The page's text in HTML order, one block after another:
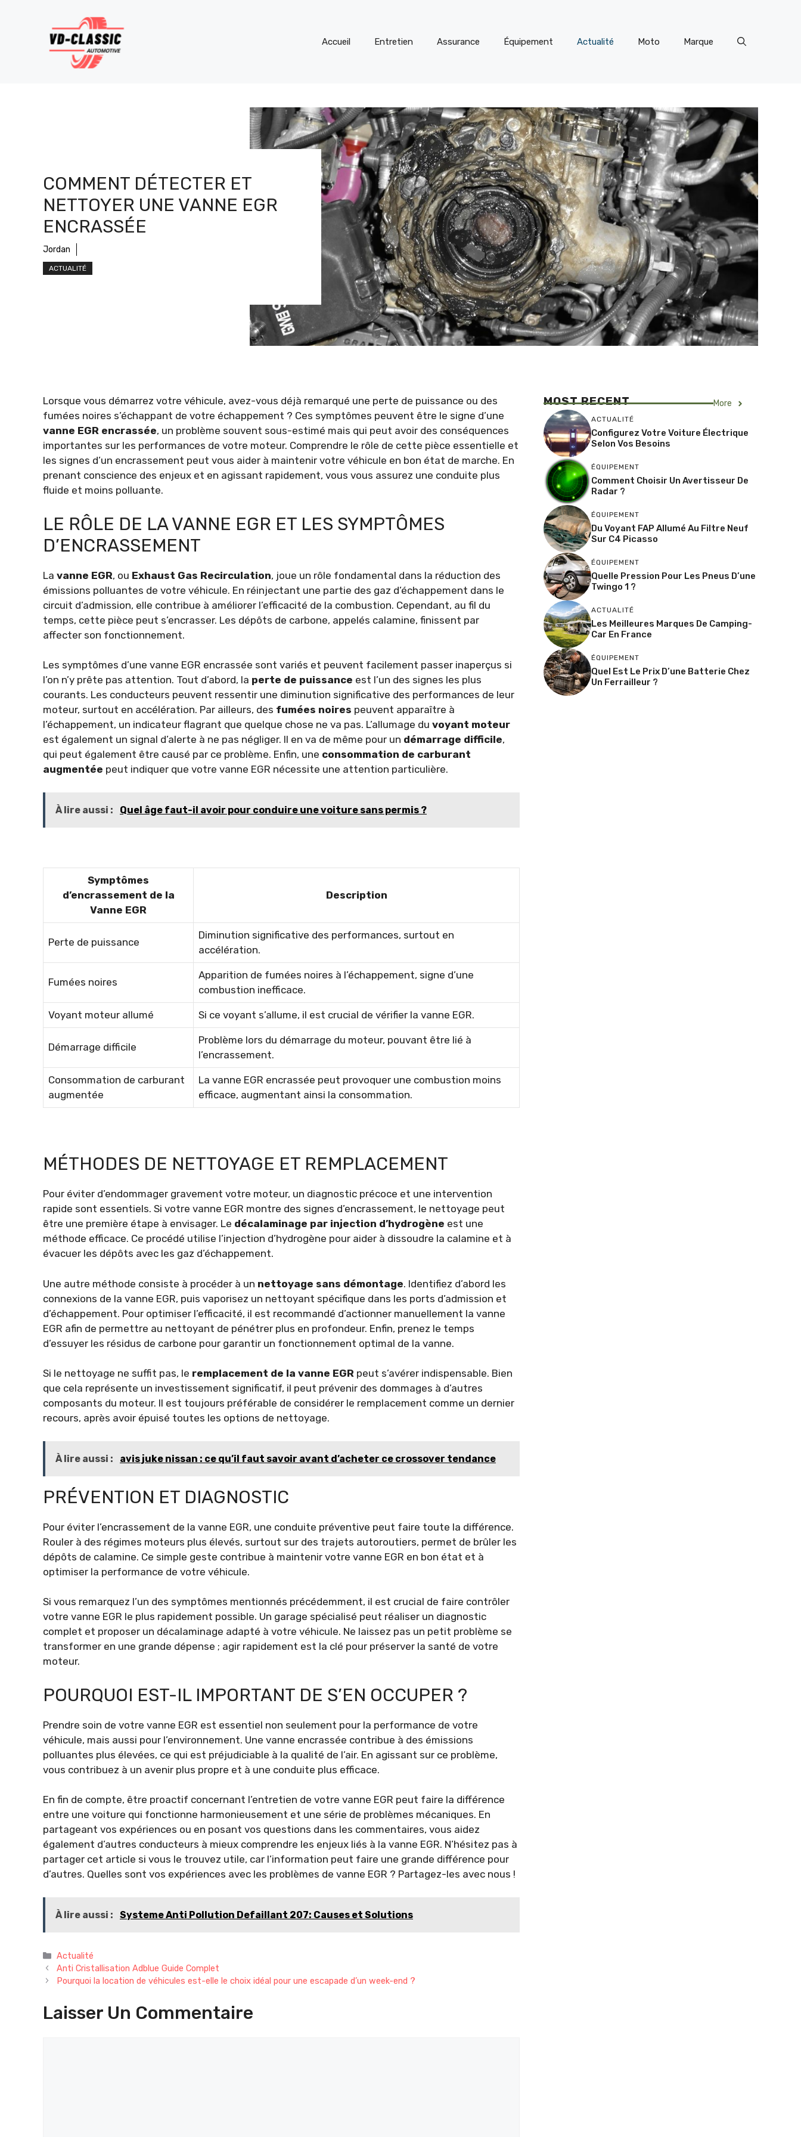
Accueil Entretien Assurance Équipement Actualité Moto Marque
COMMENT DÉTECTER ET
NETTOYER UNE VANNE EGR
ENCRASSÉE
Jordan
ACTUALITÉ
Lorsque vous démarrez votre véhicule, avez-vous déjà remarqué une perte de puissance ou des
fumées noires s’échappant de votre échappement ? Ces symptômes peuvent être le signe d’une
vanne EGR encrassée, un problème souvent sous-estimé mais qui peut avoir des conséquences
importantes sur les performances de votre moteur. Comprendre le rôle de cette pièce essentielle et
les signes d’un encrassement peut vous aider à maintenir votre véhicule en bon état de marche. En
prenant conscience des enjeux et en agissant rapidement, vous vous assurez une conduite plus
fluide et moins polluante.
LE RÔLE DE LA VANNE EGR ET LES SYMPTÔMES
D’ENCRASSEMENT
La vanne EGR, ou Exhaust Gas Recirculation, joue un rôle fondamental dans la réduction des
émissions polluantes de votre véhicule. En réinjectant une partie des gaz d’échappement dans le
circuit d’admission, elle contribue à améliorer l’efficacité de la combustion. Cependant, au fil du
temps, cette pièce peut s’encrasser. Les dépôts de carbone, appelés calamine, finissent par
affecter son fonctionnement.
Les symptômes d’une vanne EGR encrassée sont variés et peuvent facilement passer inaperçus si
l’on n’y prête pas attention. Tout d’abord, la perte de puissance est l’un des signes les plus
courants. Les conducteurs peuvent ressentir une diminution significative des performances de leur
moteur, surtout en accélération. Par ailleurs, des fumées noires peuvent apparaître à
l’échappement, un indicateur flagrant que quelque chose ne va pas. L’allumage du voyant moteur
est également un signal d’alerte à ne pas négliger. Il en va de même pour un démarrage difficile,
qui peut également être causé par ce problème. Enfin, une consommation de carburant
augmentée peut indiquer que votre vanne EGR nécessite une attention particulière.
À lire aussi : Quel âge faut-il avoir pour conduire une voiture sans permis ?
Symptômes
d’encrassement de la
Vanne EGR
Description
Perte de puissance
Diminution significative des performances, surtout en
accélération.
Fumées noires
Apparition de fumées noires à l’échappement, signe d’une
combustion inefficace.
Voyant moteur allumé Si ce voyant s’allume, il est crucial de vérifier la vanne EGR.
Démarrage difficile
Problème lors du démarrage du moteur, pouvant être lié à
l’encrassement.
Consommation de carburant
augmentée
La vanne EGR encrassée peut provoquer une combustion moins
efficace, augmentant ainsi la consommation.
MÉTHODES DE NETTOYAGE ET REMPLACEMENT
Pour éviter d’endommager gravement votre moteur, un diagnostic précoce et une intervention
rapide sont essentiels. Si votre vanne EGR montre des signes d’encrassement, le nettoyage peut
être une première étape à envisager. Le décalaminage par injection d’hydrogène est une
méthode efficace. Ce procédé utilise l’injection d’hydrogène pour aider à dissoudre la calamine et à
évacuer les dépôts avec les gaz d’échappement.
Une autre méthode consiste à procéder à un nettoyage sans démontage. Identifiez d’abord les
connexions de la vanne EGR, puis vaporisez un nettoyant spécifique dans les ports d’admission et
d’échappement. Pour optimiser l’efficacité, il est recommandé d’actionner manuellement la vanne
EGR afin de permettre au nettoyant de pénétrer plus en profondeur. Enfin, prenez le temps
d’essuyer les résidus de carbone pour garantir un fonctionnement optimal de la vanne.
Si le nettoyage ne suffit pas, le remplacement de la vanne EGR peut s’avérer indispensable. Bien
que cela représente un investissement significatif, il peut prévenir des dommages à d’autres
composants du moteur. Il est toujours préférable de considérer le remplacement comme un dernier
recours, après avoir épuisé toutes les options de nettoyage.
À lire aussi : avis juke nissan : ce qu’il faut savoir avant d’acheter ce crossover tendance
PRÉVENTION ET DIAGNOSTIC
Pour éviter l’encrassement de la vanne EGR, une conduite préventive peut faire toute la différence.
Rouler à des régimes moteurs plus élevés, surtout sur des trajets autoroutiers, permet de brûler les
dépôts de calamine. Ce simple geste contribue à maintenir votre vanne EGR en bon état et à
optimiser la performance de votre véhicule.
Si vous remarquez l’un des symptômes mentionnés précédemment, il est crucial de faire contrôler
votre vanne EGR le plus rapidement possible. Un garage spécialisé peut réaliser un diagnostic
complet et proposer un décalaminage adapté à votre véhicule. Ne laissez pas un petit problème se
transformer en une grande dépense ; agir rapidement est la clé pour préserver la santé de votre
moteur.
POURQUOI EST-IL IMPORTANT DE S’EN OCCUPER ?
Prendre soin de votre vanne EGR est essentiel non seulement pour la performance de votre
véhicule, mais aussi pour l’environnement. Une vanne encrassée contribue à des émissions
polluantes plus élevées, ce qui est préjudiciable à la qualité de l’air. En agissant sur ce problème,
vous contribuez à un avenir plus propre et à une conduite plus efficace.
En fin de compte, être proactif concernant l’entretien de votre vanne EGR peut faire la différence
entre une voiture qui fonctionne harmonieusement et une série de problèmes mécaniques. En
partageant vos expériences ou en posant vos questions dans les commentaires, vous aidez
également d’autres conducteurs à mieux comprendre les enjeux liés à la vanne EGR. N’hésitez pas à
partager cet article si vous le trouvez utile, car l’information peut faire une grande différence pour
d’autres. Quelles sont vos expériences avec les problèmes de vanne EGR ? Partagez-les avec nous !
À lire aussi : Systeme Anti Pollution Defaillant 207: Causes et Solutions
Catégories
Actualité
Anti Cristallisation Adblue Guide Complet
Pourquoi la location de véhicules est-elle le choix idéal pour une escapade d’un week-end ?
Laisser Un Commentaire
MOST RECENT More
ACTUALITÉ
Configurez Votre Voiture Électrique
Selon Vos Besoins
ÉQUIPEMENT
Comment Choisir Un Avertisseur De
Radar ?
ÉQUIPEMENT
Du Voyant FAP Allumé Au Filtre Neuf
Sur C4 Picasso
ÉQUIPEMENT
Quelle Pression Pour Les Pneus D’une
Twingo 1 ?
ACTUALITÉ
Les Meilleures Marques De Camping-
Car En France
ÉQUIPEMENT
Quel Est Le Prix D’une Batterie Chez
Un Ferrailleur ?